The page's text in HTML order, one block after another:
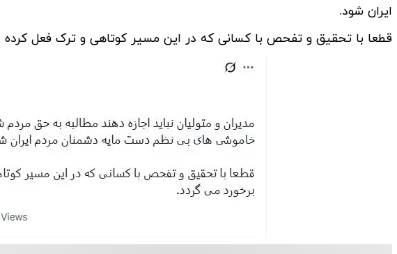
ایران شود.
قطعا با تحقیق و تفحص با کسانی که در این مسیر کوتاهی و ترک فعل کرده